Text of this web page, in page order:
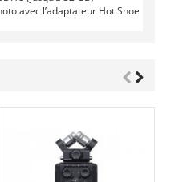
avec l’adaptateur Hot Shoe